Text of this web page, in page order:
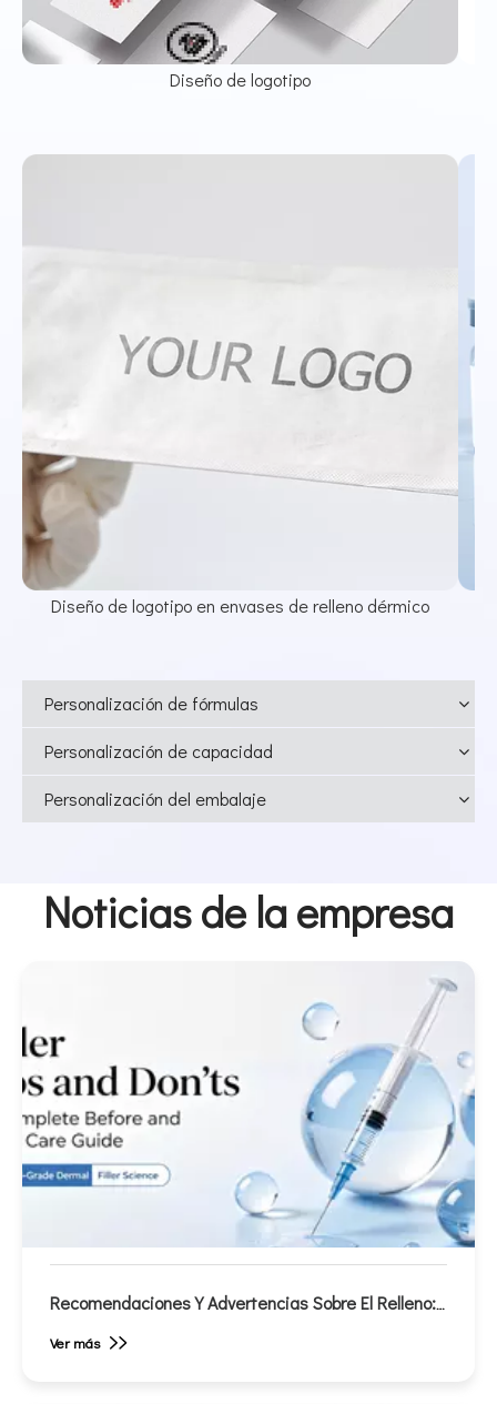
Diseño de logotipo
Diseño de logotipo en envases de relleno dérmico
Personalización de fórmulas
Personalización de capacidad
Personalización del embalaje
Noticias de la empresa
Recomendaciones Y Advertencias Sobre El Relleno:
Guía Completa De Cuidados Antes Y Después
Ver más